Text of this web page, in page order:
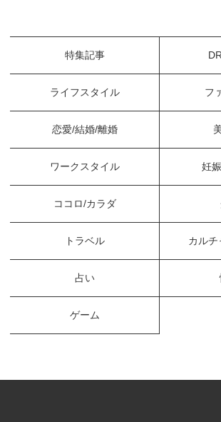
特集記事
ライフスタイル フ
恋愛/結婚/離婚
ワークスタイル 妊
ココロ/カラダ
トラベル カルチ
占い
ゲーム